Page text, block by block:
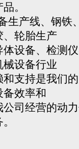
。
产线、钢铁
、轮胎生产
设备、检测
设备行业
支持是我们
效率和
司经营的动